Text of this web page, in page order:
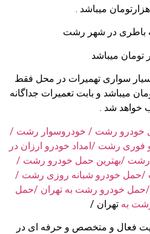
باطری در شهر رشت
سیار سواری تهمیرات در محل فقط
۲۵۰ هزار تومان میباشد و بابت تعمیرات جداگانه
خواهد شد .
خودرو رشت / خودروسوار رشت /
رشت /امداد خودرو ارزان در
رشت /بهترین حمل خودرو رشت /
/حمل خودرو شبانه روزی رشت /
خودرو رشت به تهران /حمل
به تهران /
فعال و متخصص و حرفه ای در